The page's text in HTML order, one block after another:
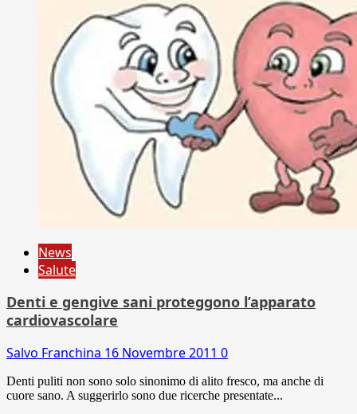
News
Salute
Denti e gengive sani proteggono l’apparato
cardiovascolare
Salvo Franchina 16 Novembre 2011 0
Denti puliti non sono solo sinonimo di alito fresco, ma anche di
cuore sano. A suggerirlo sono due ricerche presentate...